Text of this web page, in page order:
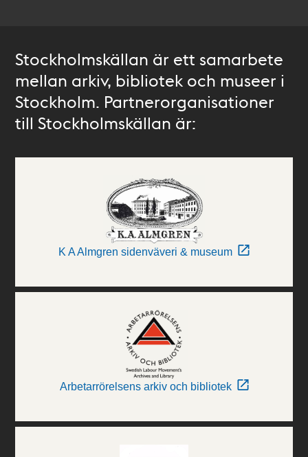
Stockholmskällan är ett samarbete
mellan arkiv, bibliotek och museer i
Stockholm. Partnerorganisationer
till Stockholmskällan är:
K A Almgren sidenväveri & museum
Arbetarrörelsens arkiv och bibliotek